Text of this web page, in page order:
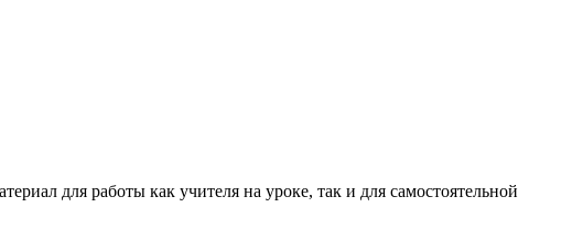
для работы как учителя на уроке, так и для самостоятельной